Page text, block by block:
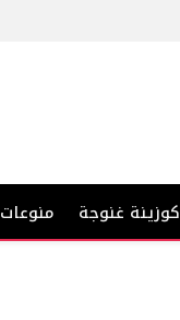
كوزينة غنوجة منوعات